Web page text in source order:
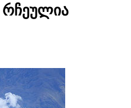
რჩეულია